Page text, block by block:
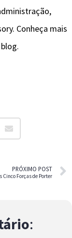
Conheça mais
PRÓXIMO POST
Cinco Forças de Porter
: